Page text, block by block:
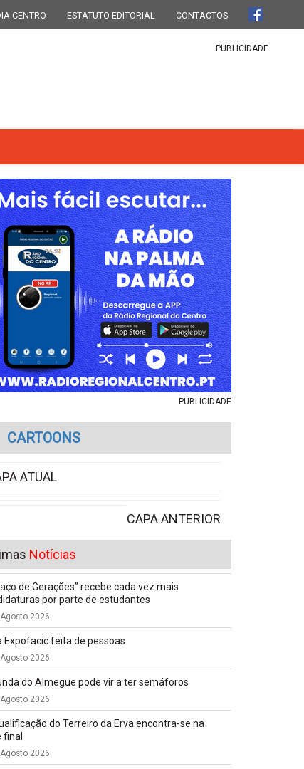
CENTRO ESTATUTO EDITORIAL CONTACTOS
PUBLICIDADE
PUBLICIDADE
CARTOONS
ATUAL
CAPA ANTERIOR
Notícias
de Gerações” recebe cada vez mais
por parte de estudantes
2026
Expofacic feita de pessoas
2026
do Almegue pode vir a ter semáforos
2026
do Terreiro da Erva encontra-se na
final
2026